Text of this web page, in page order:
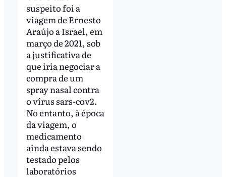
suspeito foi a
viagem de Ernesto
Araújo a Israel, em
março de 2021, sob
a justificativa de
que iria negociar a
compra de um
spray nasal contra
o vírus sars-cov2.
No entanto, à época
da viagem, o
medicamento
ainda estava sendo
testado pelos
laboratórios